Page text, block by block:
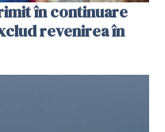
în continuare
revenirea în